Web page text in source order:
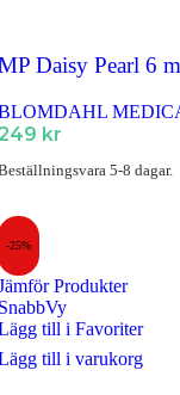
Daisy Pearl 6
kr
5-8 dagar.
-25%
Produkter
till i Favoriter
till i varukorg